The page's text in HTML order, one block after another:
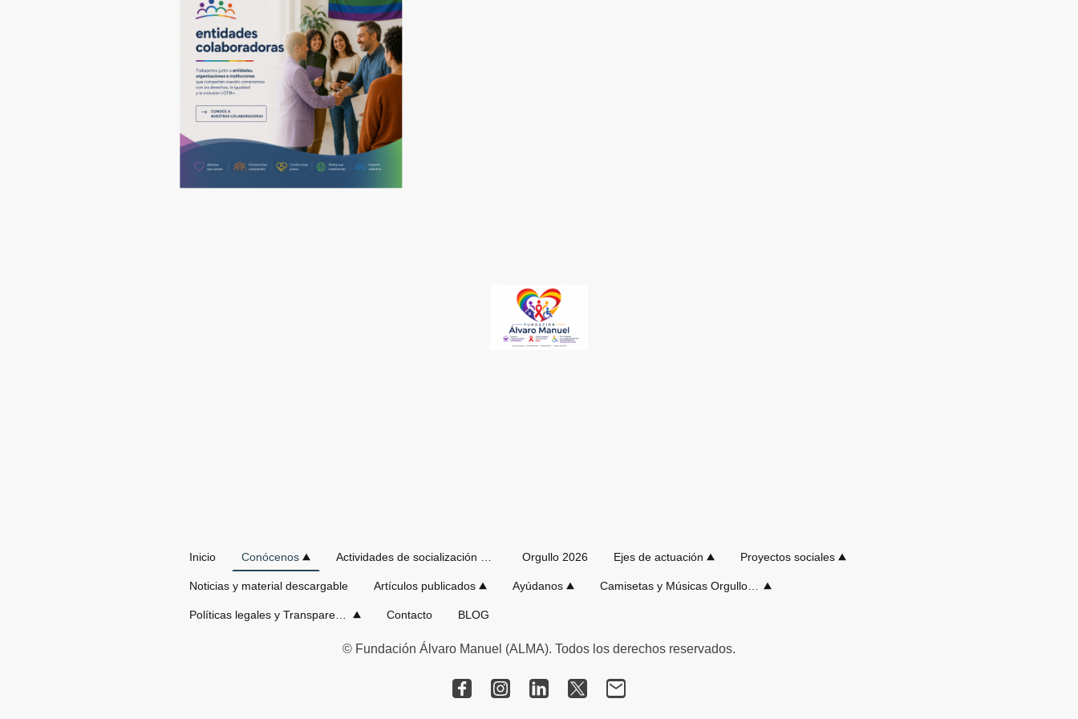
Inicio Conócenos Actividades de socialización de verano Orgullo 2026 Ejes de actuación Proyectos sociales
Noticias y material descargable Artículos publicados Ayúdanos Camisetas y Músicas Orgullos de nuestro DJ
Políticas legales y Transparencia Contacto BLOG
© Fundación Álvaro Manuel (ALMA). Todos los derechos reservados.